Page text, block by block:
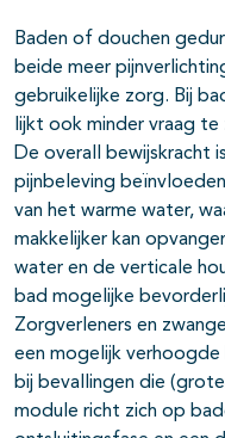
Baden of douchen
beide meer
gebruikelijke zorg. Bij
lijkt ook minder vraag te
De overall bewijskracht
pijnbeleving
van het warme water,
makkelijker kan
water en de verticale
bad mogelijke
Zorgverleners en
een mogelijk verhoogde
bij bevallingen die
module richt zich op